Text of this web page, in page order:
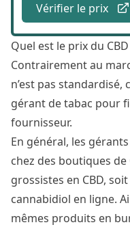
Vérifier le prix
Quel est le prix du
Contrairement au
n’est pas
gérant de tabac pour
fournisseur.
En général, les
chez des boutiques de
grossistes en CBD,
cannabidiol en ligne.
mêmes produits en